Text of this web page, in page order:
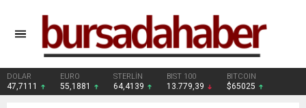
DOLAR
47,7111
EURO
55,1881
STERLİN
64,4139
BIST 100
13.779,39
BITCOIN
$65025